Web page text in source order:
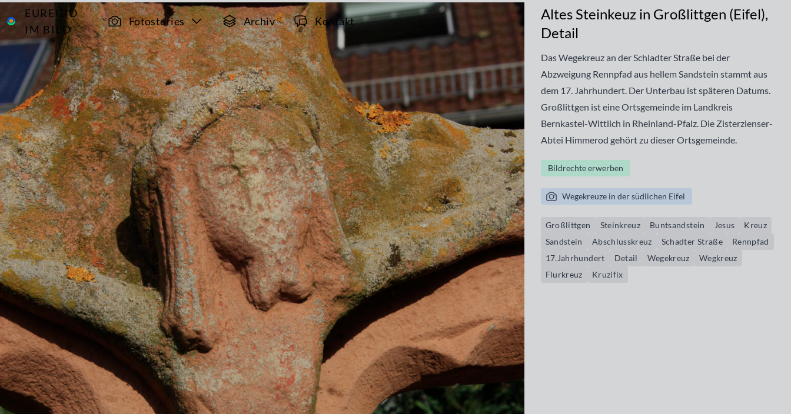
EUREGIO
IM BILD
Fotostories Archiv Kontakt
Archiv
7172
Wegekreuze
in der
südlichen
Eifel
Altes Steinkeuz in Großlittgen (Eifel),
Detail
Das Wegekreuz an der Schladter Straße bei der
Abzweigung Rennpfad aus hellem Sandstein stammt aus
dem 17. Jahrhundert. Der Unterbau ist späteren Datums.
Großlittgen ist eine Ortsgemeinde im Landkreis
Bernkastel-Wittlich in Rheinland-Pfalz. Die Zisterzienser-
Abtei Himmerod gehört zu dieser Ortsgemeinde.
Bildrechte erwerben
Wegekreuze in der südlichen Eifel
Großlittgen Steinkreuz Buntsandstein Jesus
Kreuz
Sandstein
Abschlusskreuz Schadter Straße
Rennpfad
17.Jahrhundert
Detail Wegekreuz
Wegkreuz
Flurkreuz
Kruzifix